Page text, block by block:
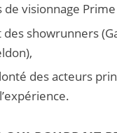
de visionnage Prime
des showrunners
des acteurs